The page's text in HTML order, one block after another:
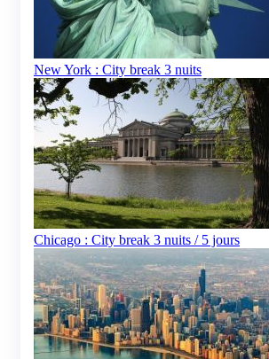
New York : City break 3 nuits
Chicago : City break 3 nuits / 5 jours